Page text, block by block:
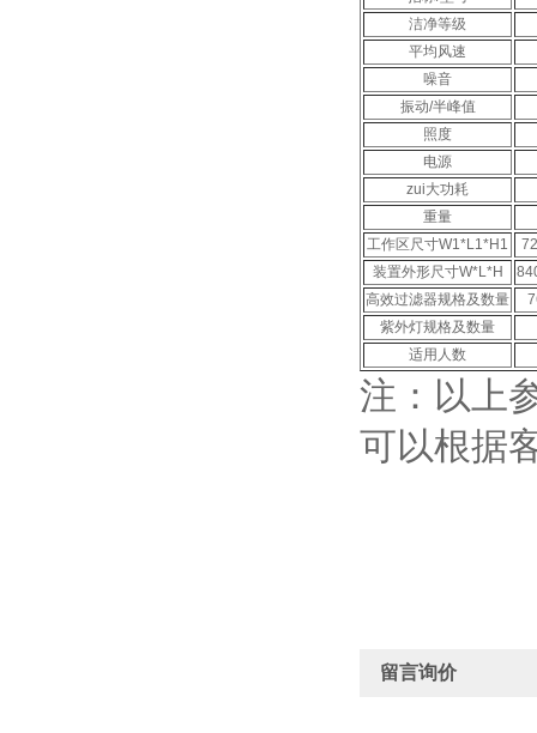
洁净等级
平均风速
噪音
振动/半峰值
照度
电源
zui大功耗
重量
工作区尺寸W1*L1*H1
装置外形尺寸W*L*H
高效过滤器规格及数量
紫外灯规格及数量
适用人数
注：以
可以根据
留言询价